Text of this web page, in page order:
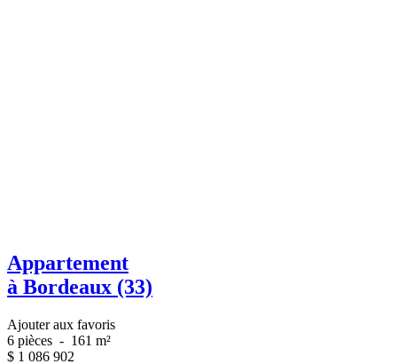
Appartement
à Bordeaux (33)
Ajouter aux favoris
6 pièces - 161 m²
$ 1 086 902